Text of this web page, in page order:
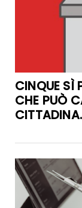
CINQUE SÌ
CHE PUÒ